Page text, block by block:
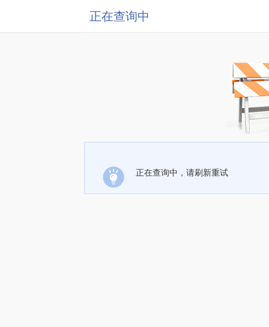
正在查询中
正在查询中，请刷新重试